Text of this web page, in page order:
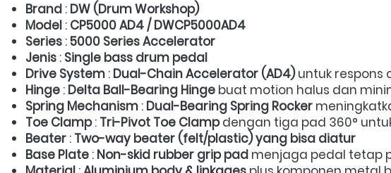
Brand : DW (Drum Workshop)
Model : CP5000 AD4 / DWCP5000AD4
Series : 5000 Series Accelerator
Jenis : Single bass drum pedal
Drive System : Dual-Chain Accelerator (AD4) untuk respons
Hinge : Delta Ball-Bearing Hinge buat motion halus dan
Spring Mechanism : Dual-Bearing Spring Rocker
Toe Clamp : Tri-Pivot Toe Clamp dengan tiga pad 360°
Beater : Two-way beater (felt/plastic) yang bisa diatur
Base Plate : Non-skid rubber grip pad menjaga pedal tetap